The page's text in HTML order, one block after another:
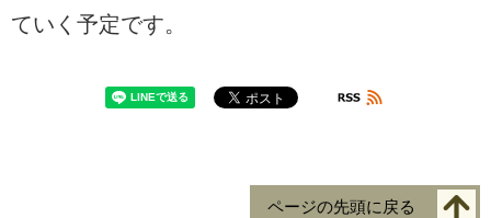
ていく予定です。
ページの先頭に戻る